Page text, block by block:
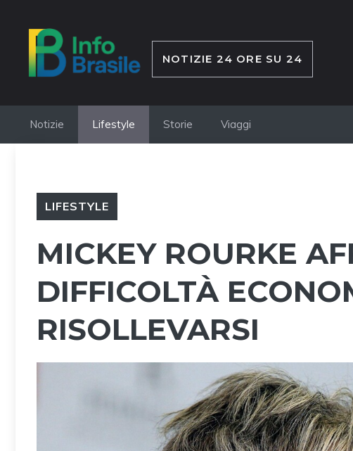
contenuto
NOTIZIE 24 ORE SU 24
Notizie Lifestyle Storie Viaggi
LIFESTYLE
MICKEY ROURKE
DIFFICOLTÀ
RISOLLEVARSI